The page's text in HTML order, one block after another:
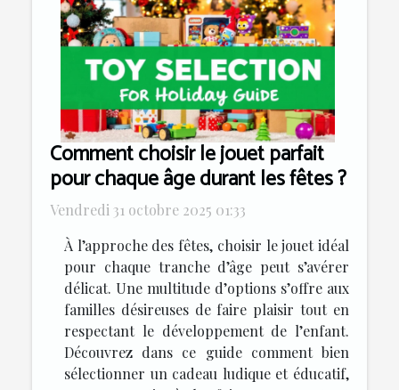
Comment choisir le jouet parfait
pour chaque âge durant les fêtes ?
Vendredi 31 octobre 2025 01:33
À l’approche des fêtes, choisir le jouet idéal
pour chaque tranche d’âge peut s’avérer
délicat. Une multitude d’options s’offre aux
familles désireuses de faire plaisir tout en
respectant le développement de l’enfant.
Découvrez dans ce guide comment bien
sélectionner un cadeau ludique et éducatif,